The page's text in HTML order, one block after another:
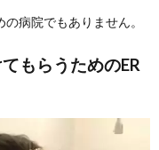
病院でもありません。
もらうためのER